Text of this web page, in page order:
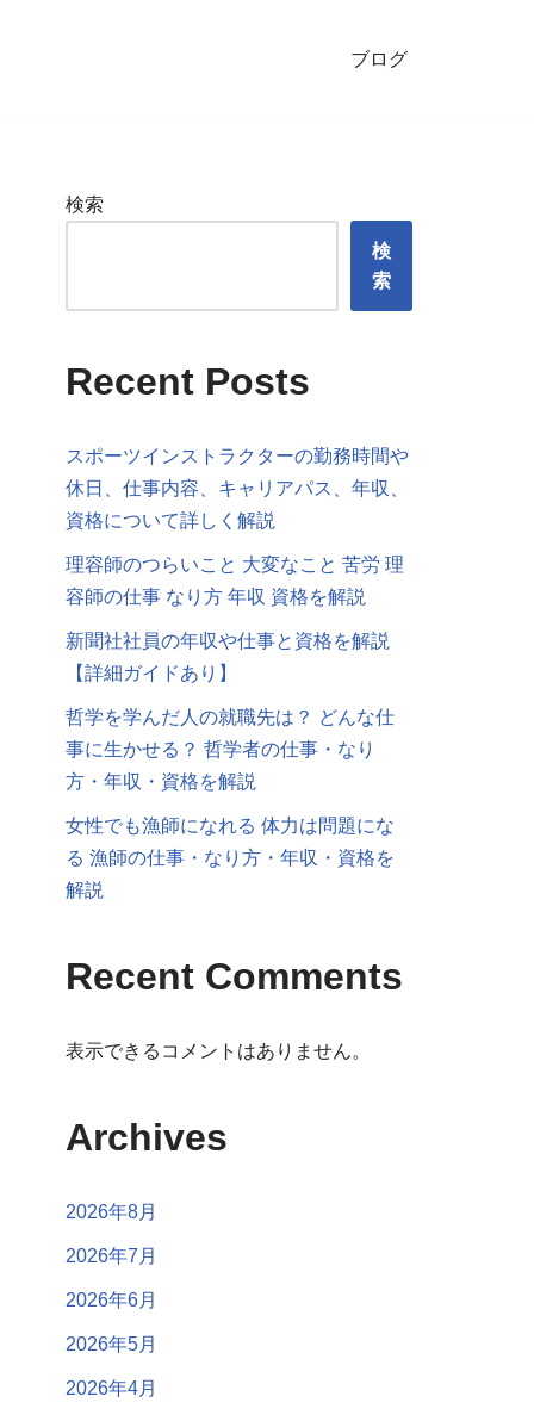
ブログ
検索
検
索
Recent Posts
スポーツインストラクターの勤務時間や
休日、仕事内容、キャリアパス、年収、
資格について詳しく解説
理容師のつらいこと 大変なこと 苦労 理
容師の仕事 なり方 年収 資格を解説
新聞社社員の年収や仕事と資格を解説
【詳細ガイドあり】
哲学を学んだ人の就職先は？ どんな仕
事に生かせる？ 哲学者の仕事・なり
方・年収・資格を解説
女性でも漁師になれる 体力は問題にな
る 漁師の仕事・なり方・年収・資格を
解説
Recent Comments
表示できるコメントはありません。
Archives
2026年8月
2026年7月
2026年6月
2026年5月
2026年4月